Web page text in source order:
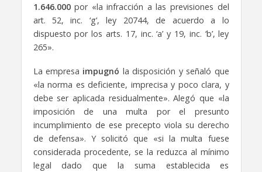
1.646.000por «la infracción a las previsiones del
art. 52, inc. ‘g’, ley 20744, de acuerdo a lo
dispuesto por los arts. 17, inc. ‘a’ y 19, inc. ‘b’, ley
265».
La empresa impugnó la disposición y señaló que
«la norma es deficiente, imprecisa y poco clara, y
debe ser aplicada residualmente». Alegó que «la
imposición de una multa por el presunto
incumplimiento de ese precepto viola su derecho
de defensa». Y solicitó que «si la multa fuese
considerada procedente, se la reduzca al mínimo
legal dado que la suma establecida es